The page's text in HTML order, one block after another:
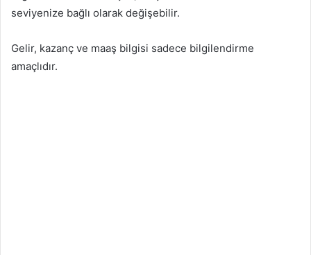
seviyenize bağlı olarak değişebilir.
Gelir, kazanç ve maaş bilgisi sadece bilgilendirme
amaçlıdır.